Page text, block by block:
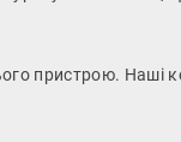
пристрою. Наші